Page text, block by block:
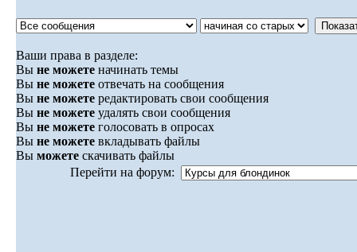
Ваши права в разделе:
Вы не можете начинать темы
Вы не можете отвечать на сообщения
Вы не можете редактировать свои сообщения
Вы не можете удалять свои сообщения
Вы не можете голосовать в опросах
Вы не можете вкладывать файлы
Вы можете скачивать файлы
Перейти на форум: